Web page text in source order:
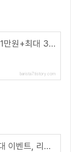
앱테크, 샵백 친구초대, 1만원+최대 30만원 보너스 챌린지 (초대 코드 : UVOsnO)
barista7.tistory.com
고팍스(Gopax) 친구초대 이벤트, 리워드 1만원 지급( 추천코드 : B7ZA4M )